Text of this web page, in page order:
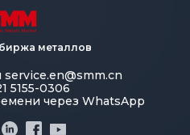
металлов
service.en@smm.cn
5155-0306
через WhatsApp